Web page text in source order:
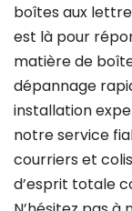
boîtes aux
est là pour
matière de
dépannage
installation
notre service
courriers et
d’esprit totale